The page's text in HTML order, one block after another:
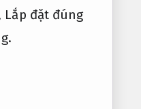
Lắp đặt đúng